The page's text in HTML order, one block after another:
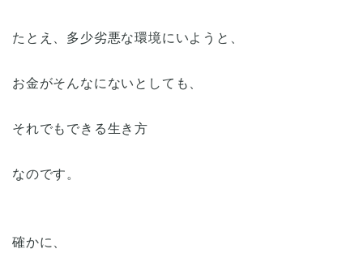
たとえ、多少劣悪な環境にいようと、
お金がそんなにないとしても、
それでもできる生き方
なのです。
確かに、